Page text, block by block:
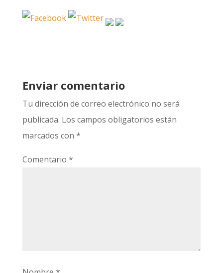
Enviar comentario
Tu dirección de correo electrónico no será
publicada. Los campos obligatorios están
marcados con *
Comentario *